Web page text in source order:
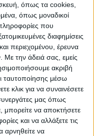
όπως τα cookies,
όπως μοναδικοί
που
διαφημίσεις
περιεχομένου, έρευνα
Με την άδειά σας, εμείς
ακριβή
ταυτοποίησης μέσω
κλικ για να συναινέσετε
μας όπως
μπορείτε να αποκτήσετε
και να αλλάξετε τις
αρνηθείτε να
της Καρδίτσας